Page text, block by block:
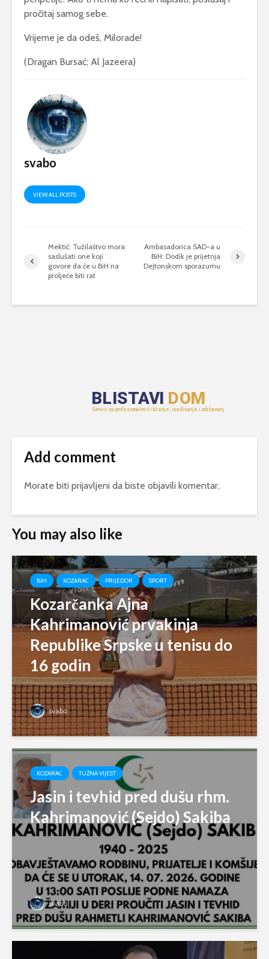
pročitaj samog sebe.
Vrijeme je da odeš, Milorade!
(Dragan Bursać; Al Jazeera)
svabo
VIEW ALL POSTS
Mektić: Tužilaštvo mora
saslušati one koji
govore da će u BiH na
proljeće biti rat
Ambasadorica SAD-a u
BiH: Dodik je prijetnja
Dejtonskom sporazumu
Add comment
Morate biti prijavljeni da biste objavili komentar.
You may also like
BIH KOZARAC PRIJEDOR SPORT
Kozarčanka Ajna
Kahrimanović prvakinja
Republike Srpske u tenisu do
16 godin
svabo
KOZARAC TUŽNA VIJEST
Jasin i tevhid pred dušu rhm.
Kahrimanović (Sejdo) Sakiba
svabo